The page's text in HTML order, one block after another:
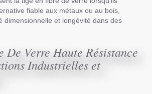
fiable aux métaux ou au bois,
dimensionnelle et longévité dans des
De Verre Haute Résistance
Industrielles et